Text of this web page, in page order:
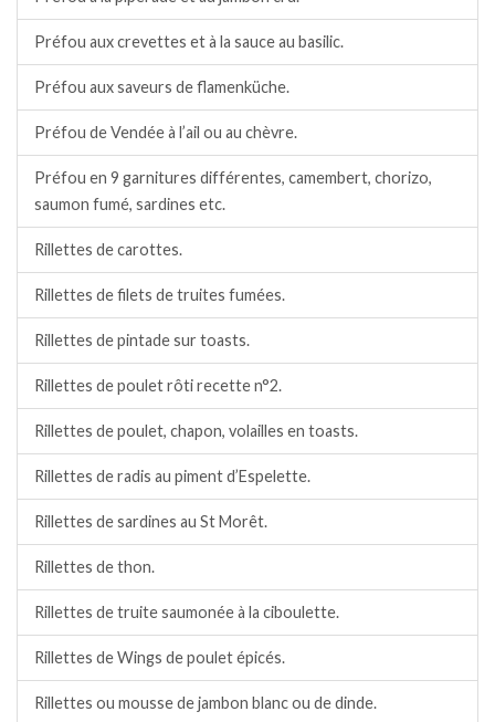
Préfou aux crevettes et à la sauce au basilic.
Préfou aux saveurs de flamenküche.
Préfou de Vendée à l’ail ou au chèvre.
Préfou en 9 garnitures différentes, camembert, chorizo,
saumon fumé, sardines etc.
Rillettes de carottes.
Rillettes de filets de truites fumées.
Rillettes de pintade sur toasts.
Rillettes de poulet rôti recette n°2.
Rillettes de poulet, chapon, volailles en toasts.
Rillettes de radis au piment d’Espelette.
Rillettes de sardines au St Morêt.
Rillettes de thon.
Rillettes de truite saumonée à la ciboulette.
Rillettes de Wings de poulet épicés.
Rillettes ou mousse de jambon blanc ou de dinde.